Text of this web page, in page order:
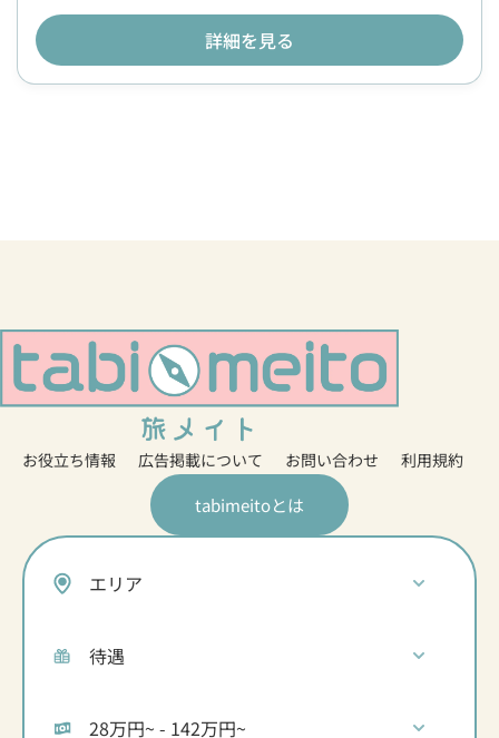
詳細を見る
お役立ち情報 広告掲載について お問い合わせ 利用規約
tabimeitoとは